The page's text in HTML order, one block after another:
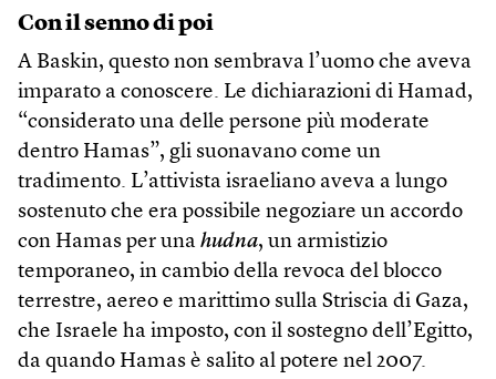
Con il senno di poi
A Baskin, questo non sembrava l’uomo che aveva
imparato a conoscere. Le dichiarazioni di Hamad,
“considerato una delle persone più moderate
dentro Hamas”, gli suonavano come un
tradimento. L’attivista israeliano aveva a lungo
sostenuto che era possibile negoziare un accordo
con Hamas per una hudna, un armistizio
temporaneo, in cambio della revoca del blocco
terrestre, aereo e marittimo sulla Striscia di Gaza,
che Israele ha imposto, con il sostegno dell’Egitto,
da quando Hamas è salito al potere nel 2007.